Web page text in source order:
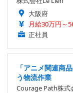
大阪府
月給30万円～
正社員
「アニメ関連商
う物流作業
Courage Path株式